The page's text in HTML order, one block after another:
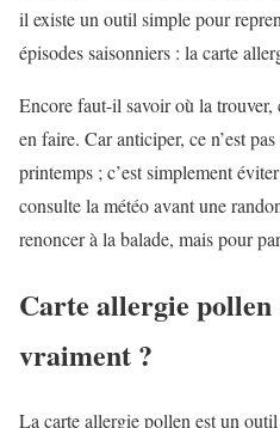
il existe un outil simple pour
épisodes saisonniers : la carte
Encore faut-il savoir où la
en faire. Car anticiper, ce n’est
printemps ; c’est simplement
consulte la météo avant une
renoncer à la balade, mais pour
Carte allergie
vraiment ?
La carte allergie pollen est un